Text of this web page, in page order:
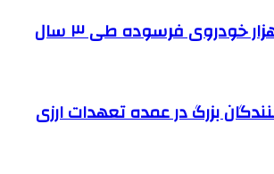
بزرگ در عمده تعهدات ارزی